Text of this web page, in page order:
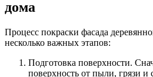
дома
Процесс покраски фасада
несколько важных этапов:
Подготовка поверхности.
поверхность от пыли, грязи и